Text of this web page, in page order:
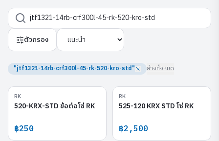
ตัวกรอง
"jtf1321-14rb-crf300l-45-rk-520-kro-std" ล้างทั้งหมด
RK
520-KRX-STD ข้อต่อโซ่ RK
฿250
RK
525-120 KRX STD โซ่ RK
฿2,500